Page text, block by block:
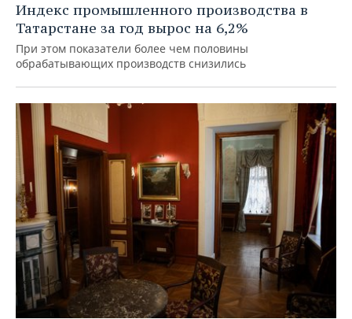
Индекс промышленного производства в
Татарстане за год вырос на 6,2%
При этом показатели более чем половины
обрабатывающих производств снизились